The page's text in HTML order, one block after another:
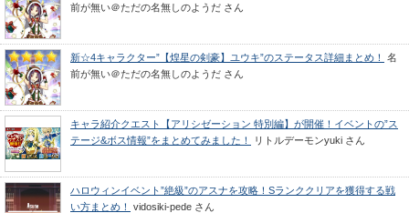
前が無い＠ただの名無しのようだ さん
新☆4キャラクター”【煌星の剣豪】ユウキ”のステータス詳細まとめ！
名
前が無い＠ただの名無しのようだ さん
キャラ紹介クエスト【アリシゼーション 特別編】が開催！イベントの”ス
テージ&ボス情報”をまとめてみました！
リトルデーモンyuki さん
ハロウィンイベント”絶級”のアスナを攻略！Sランククリアを獲得する戦
い方まとめ！
vidosiki-pede さん